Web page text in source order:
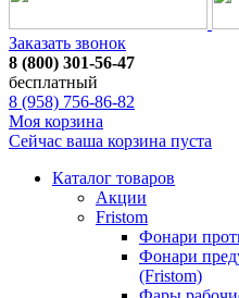
Заказать звонок
8 (800) 301-56-47
бесплатный
8 (958) 756-86-82
Моя корзина
Сейчас ваша корзина пуста
Каталог товаров
Акции
Fristom
Фонари
Фонари
(Fristom)